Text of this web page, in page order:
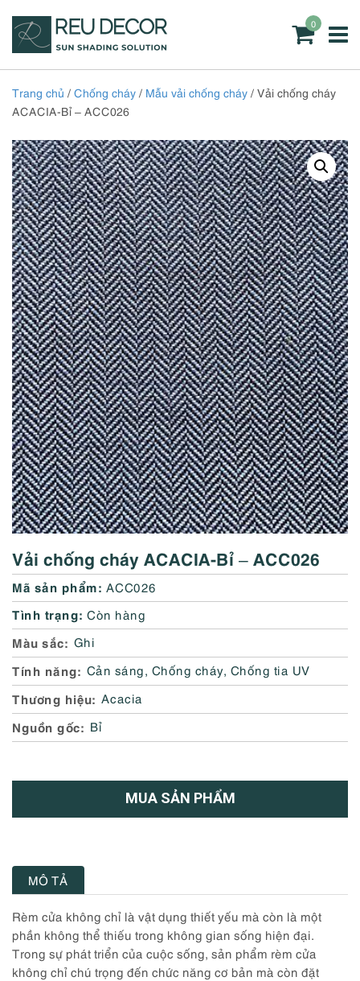
0
Trang chủ / Chống cháy / Mẫu vải chống cháy / Vải chống cháy
ACACIA-Bỉ – ACC026
Vải chống cháy ACACIA-Bỉ – ACC026
Mã sản phẩm: ACC026
Tình trạng: Còn hàng
Màu sắc Ghi
Tính năng Cản sáng, Chống cháy, Chống tia UV
Thương hiệu Acacia
Nguồn gốc Bỉ
MUA SẢN PHẨM
MÔ TẢ
Rèm cửa không chỉ là vật dụng thiết yếu mà còn là một
phần không thể thiếu trong không gian sống hiện đại.
Trong sự phát triển của cuộc sống, sản phẩm rèm cửa
không chỉ chú trọng đến chức năng cơ bản mà còn đặt